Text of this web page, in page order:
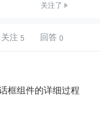
关注了
关注 回答
框组件的详细过程